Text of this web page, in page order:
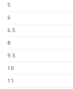
5
6
6.5
8
9.5
10
11